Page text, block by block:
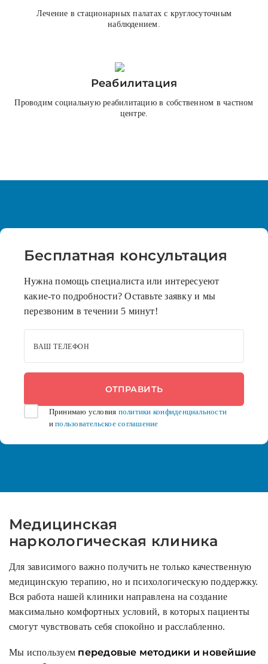
Лечение в стационарных палатах с круглосуточным
наблюдением.
Реабилитация
Проводим социальную реабилитацию в собственном в частном
центре.
Бесплатная консультация
Нужна помощь специалиста или интересуеют
какие-то подробности? Оставьте заявку и мы
перезвоним в течении 5 минут!
ВАШ ТЕЛЕФОН
Принимаю условия политики конфиденциальности
ипользовательское соглашение
Медицинская
наркологическая клиника
Для зависимого важно получить не только качественную
медицинскую терапию, но и психологическую поддержку.
Вся работа нашей клиники направлена на создание
максимально комфортных условий, в которых пациенты
смогут чувствовать себя спокойно и расслабленно.
Мы используем передовые методики и новейшие